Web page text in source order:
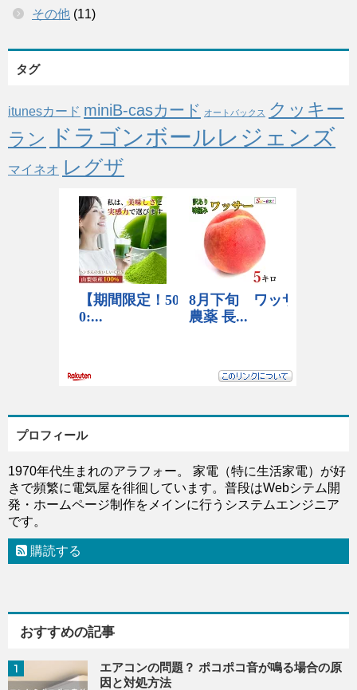
その他 (11)
タグ
itunesカード miniB-casカード オートバックス
クッキー
ラン
ドラゴンボールレジェンズ
マイネオ レグザ
プロフィール
1970年代生まれのアラフォー。 家電（特に生活家電）が好
きで頻繁に電気屋を徘徊しています。普段はWebシテム開
発・ホームページ制作をメインに行うシステムエンジニア
です。
購読する
おすすめの記事
1
エアコンの問題？ ポコポコ音が鳴る場合の原
因と対処方法